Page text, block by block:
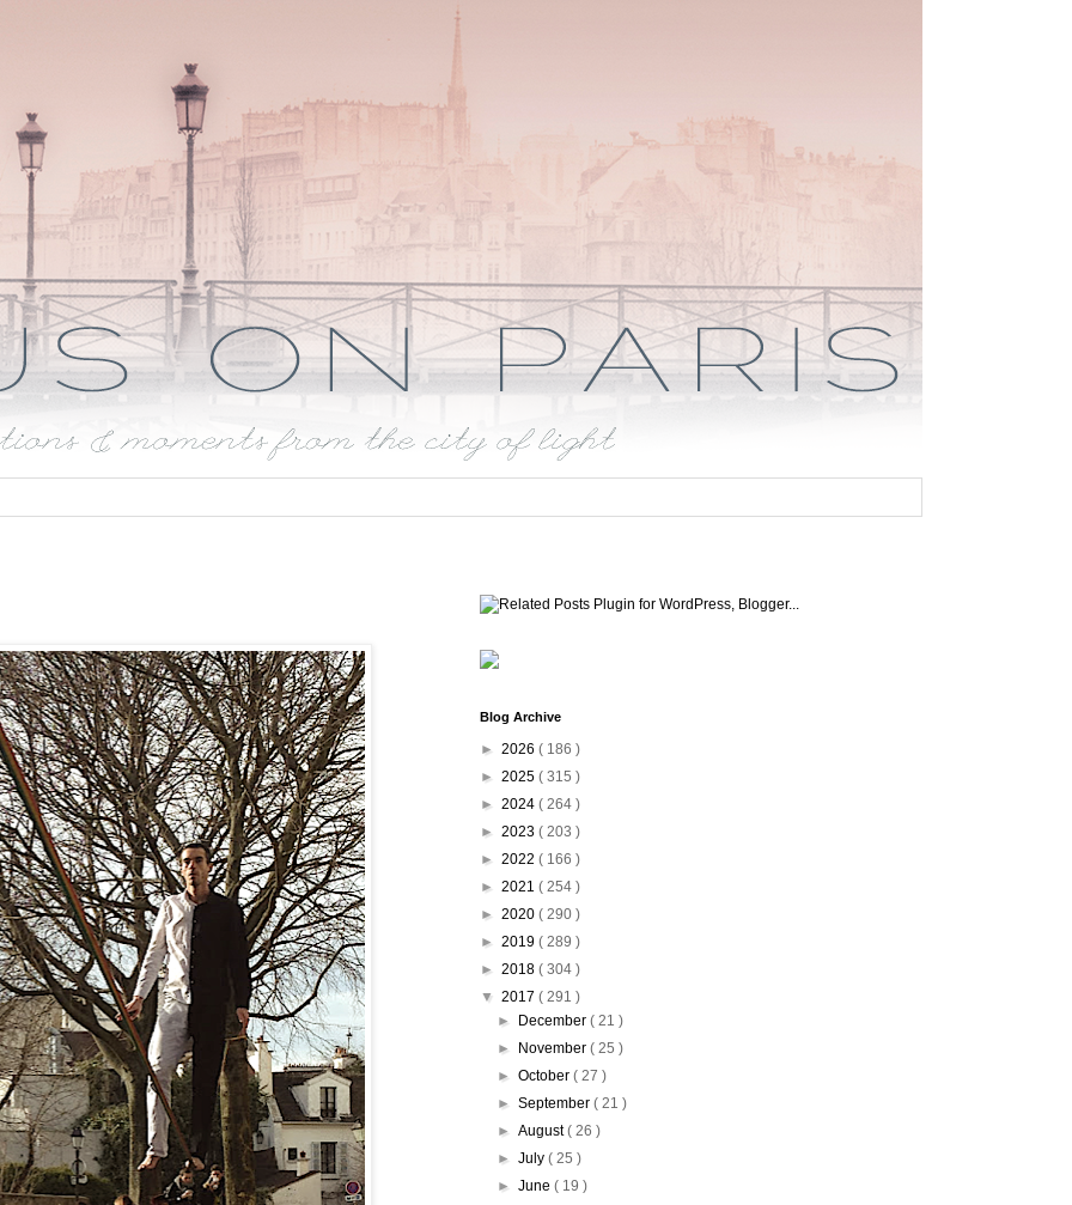
Blog Archive
► 2026 ( 186 )
► 2025 ( 315 )
► 2024 ( 264 )
► 2023 ( 203 )
► 2022 ( 166 )
► 2021 ( 254 )
► 2020 ( 290 )
► 2019 ( 289 )
► 2018 ( 304 )
▼ 2017 ( 291 )
►
December ( 21 )
►
November ( 25 )
► October ( 27 )
► September ( 21 )
► August( 26 )
► July ( 25 )
► June ( 19 )